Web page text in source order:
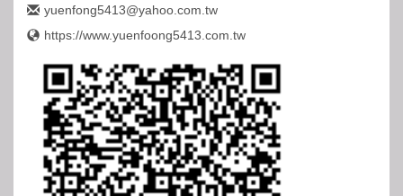
yuenfong5413@yahoo.com.tw
https://www.yuenfoong5413.com.tw